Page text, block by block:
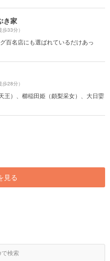
き家
歩33分）
百名店にも選ばれているだけあっ
歩28分）
王）、櫛稲田姫（頗梨采女）、大日孁
見る
検索